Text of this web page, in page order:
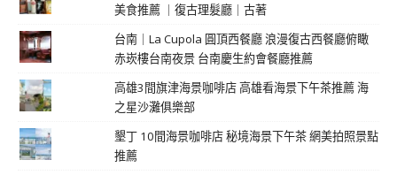
美食推薦 ｜復古理髮廳｜古著
台南｜La Cupola 圓頂西餐廳 浪漫復古西餐廳俯瞰
赤崁樓台南夜景 台南慶生約會餐廳推薦
高雄3間旗津海景咖啡店 高雄看海景下午茶推薦 海
之星沙灘俱樂部
墾丁 10間海景咖啡店 秘境海景下午茶 網美拍照景點
推薦